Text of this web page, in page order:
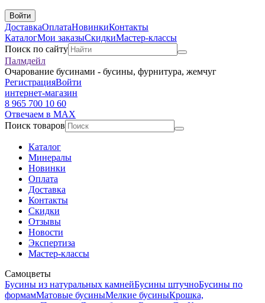
Войти
ДоставкаОплатаНовинкиКонтакты
КаталогМои заказыСкидкиМастер-классы
Поиск по сайту
Палмдейл
Очарование бусинами - бусины, фурнитура, жемчуг
РегистрацияВойти
интернет-магазин
8 965 700 10 60
Отвечаем в MAX
Поиск товаров
Каталог
Минералы
Новинки
Оплата
Доставка
Контакты
Скидки
Отзывы
Новости
Экспертиза
Мастер-классы
Самоцветы
Бусины из натуральных камнейБусины штучноБусины по
формамМатовые бусиныМелкие бусиныКрошка,